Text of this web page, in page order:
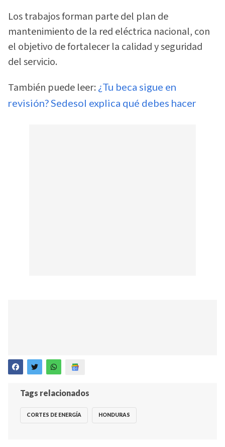
Los trabajos forman parte del plan de
mantenimiento de la red eléctrica nacional, con
el objetivo de fortalecer la calidad y seguridad
del servicio.
También puede leer: ¿Tu beca sigue en
revisión? Sedesol explica qué debes hacer
Tags relacionados
CORTES DE ENERGÍA HONDURAS